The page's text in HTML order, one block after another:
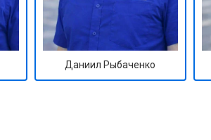
от 70 мин
Даниил Рыбаченко